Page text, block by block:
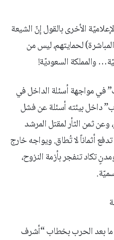
الأخرى بالقول إنّ الشيعة
لحمايتهم، ليس من
والمملكة السعوديّة!
في مواجهة أسئلة الداخل في
داخل بيئته أسئلة عن فشل
وعن ثمن الثأر لمقتل المرشد
أثماناً لا تُطاق. ويواجه خارج
تكاد تنفجر بأزمة النزوح،
ما بعد الحرب بخطاب “أشرف